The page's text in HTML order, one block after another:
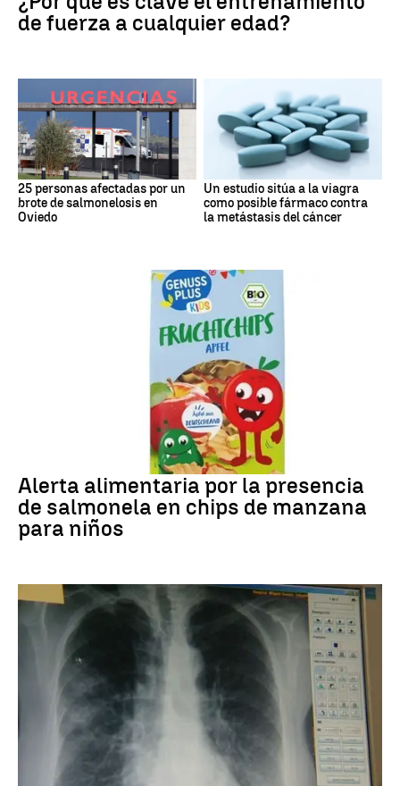
de fuerza a cualquier edad?
25 personas afectadas por un
brote de salmonelosis en
Oviedo
Un estudio sitúa a la viagra
como posible fármaco contra
la metástasis del cáncer
Alerta alimentaria por la presencia
de salmonela en chips de manzana
para niños
Cáncer de pulmón